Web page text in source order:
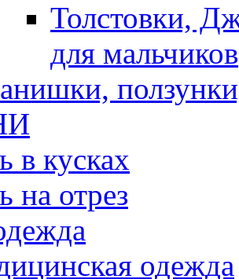
Толстовки,
для мальчиков
в кусках
на отрез
одежда